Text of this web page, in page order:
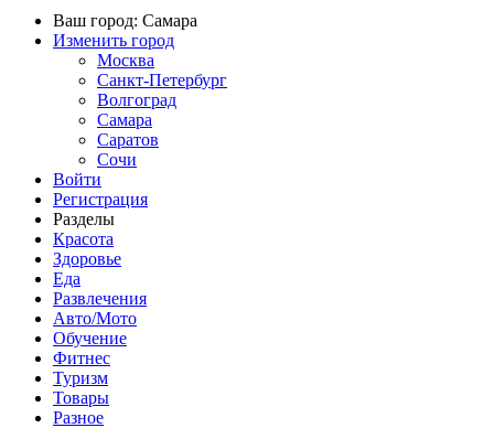
Ваш город: Самара
Изменить город
Москва
Санкт-Петербург
Волгоград
Самара
Саратов
Сочи
Войти
Регистрация
Разделы
Красота
Здоровье
Еда
Развлечения
Авто/Мото
Обучение
Фитнес
Туризм
Товары
Разное